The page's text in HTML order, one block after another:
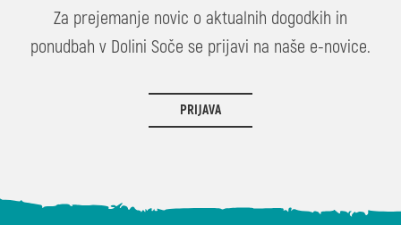
Za prejemanje novic o aktualnih dogodkih in
ponudbah v Dolini Soče se prijavi na naše e-novice.
PRIJAVA